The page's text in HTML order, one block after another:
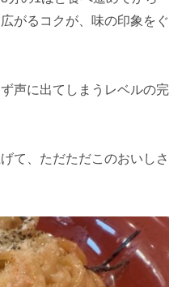
がるコクが、味の印象をぐ
声に出てしまうレベルの完
て、ただただこのおいしさ